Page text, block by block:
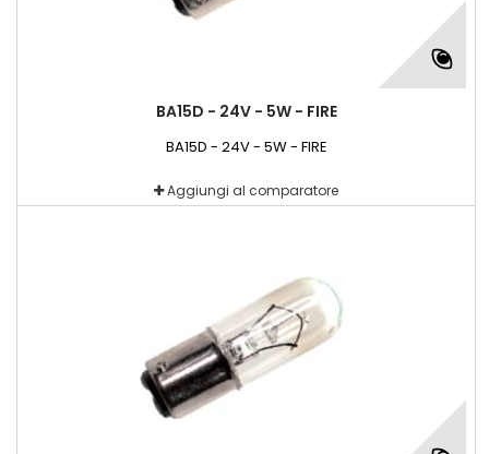
BA15D - 24V - 5W - FIRE
BA15D - 24V - 5W - FIRE
Aggiungi al comparatore